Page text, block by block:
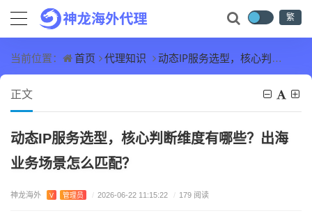
繁
当前位置： 首页 代理知识 动态IP服务选型，核心判断维度有哪些？出海业务场景怎么匹配？
正文
动态IP服务选型，核心判断维度有哪些？出海
业务场景怎么匹配？
神龙海外 V 管理员 / 2026-06-22 11:15:22 / 179 阅读